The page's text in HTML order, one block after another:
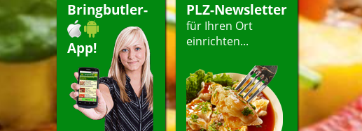
Bringbutler-
App!
PLZ-Newsletter
für Ihren Ort
einrichten...